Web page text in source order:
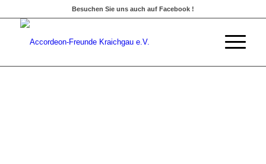
Besuchen Sie uns auch auf Facebook !